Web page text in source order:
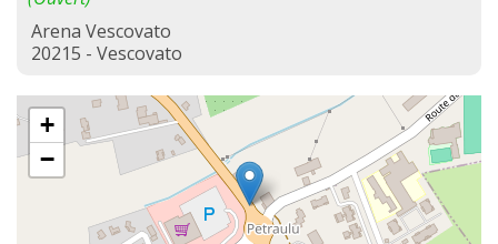
Arena Vescovato
20215 - Vescovato
+
−